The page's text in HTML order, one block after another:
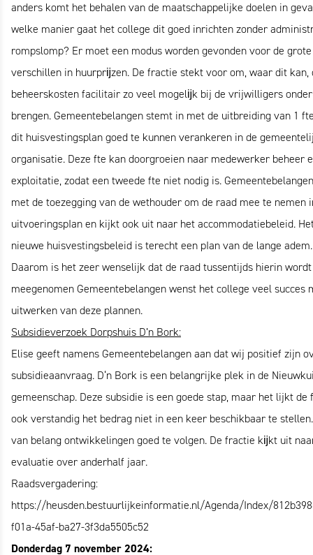
anders komt het behalen van de maatschappelijke doelen in
welke manier gaat het college dit goed inrichten zonder
rompslomp? Er moet een modus worden gevonden voor de grote
verschillen in huurprĳzen. De fractie stekt voor om, waar dit kan,
beheerskosten facilitair zo veel mogelĳk bij de vrijwilligers
brengen. Gemeentebelangen stemt in met de uitbreiding van 1
dit huisvestingsplan goed te kunnen verankeren in de
organisatie. Deze fte kan doorgroeien naar medewerker beheer
exploitatie, zodat een tweede fte niet nodig is.
met de toezegging van de wethouder om de raad mee te nemen
uitvoeringspIan en kijkt ook uit naar het accommodatiebeleid.
nieuwe huisvestingsbeleid is terecht een pIan van de lange adem.
Daarom is het zeer wenselijk dat de raad tussentijds hierin wordt
meegenomen Gemeentebelangen wenst het college veel succes
uitwerken van deze plannen.
Subsidieverzoek Dorpshuis D’n Bork:
Elise geeft namens Gemeentebelangen aan dat wij positief zijn
subsidieaanvraag. D‘n Bork is een belangrijke plek in de
gemeenschap. Deze subsidie is een goede stap, maar het lijkt de
ook verstandig het bedrag niet in een keer beschikbaar te
van belang ontwikkelingen goed te volgen. De fractie kĳkt uit
evaluatie over anderhalf jaar.
Raadsvergadering:
https://heusden.bestuurlijkeinformatie.nl/Agenda/Index/
f01a-45af-ba27-3f3da5505c52
Donderdag 7 november 2024: